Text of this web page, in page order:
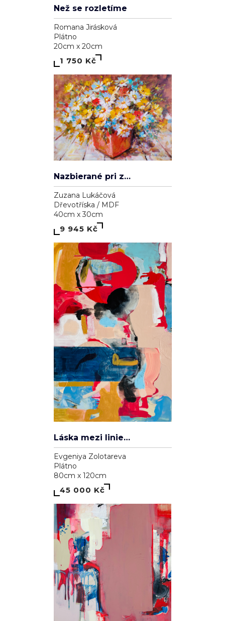
Než se rozletíme
Romana Jirásková
Plátno
20cm x 20cm
1 750 Kč
Nazbierané pri západe slnka
Zuzana Lukáčová
Dřevotříska / MDF
40cm x 30cm
9 945 Kč
Láska mezi liniemi
Evgeniya Zolotareva
Plátno
80cm x 120cm
45 000 Kč